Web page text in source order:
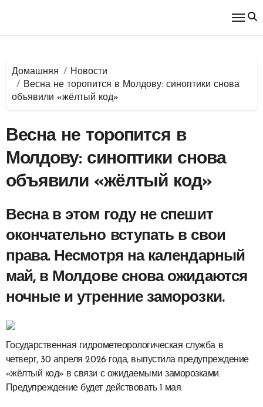
Домашняя
Новости
Весна не торопится в Молдову: синоптики снова
объявили «жёлтый код»
Весна не торопится в
Молдову: синоптики снова
объявили «жёлтый код»
Весна в этом году не спешит
окончательно вступать в свои
права. Несмотря на календарный
май, в Молдове снова ожидаются
ночные и утренние заморозки.
Государственная гидрометеорологическая служба в
четверг, 30 апреля 2026 года, выпустила предупреждение
«жёлтый код» в связи с ожидаемыми заморозками.
Предупреждение будет действовать 1 мая.